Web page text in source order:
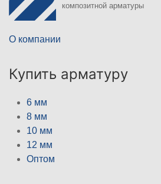
композитной арматуры
О компании
Купить арматуру
6 мм
8 мм
10 мм
12 мм
Оптом